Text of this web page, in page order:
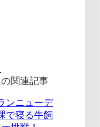
の関連記事